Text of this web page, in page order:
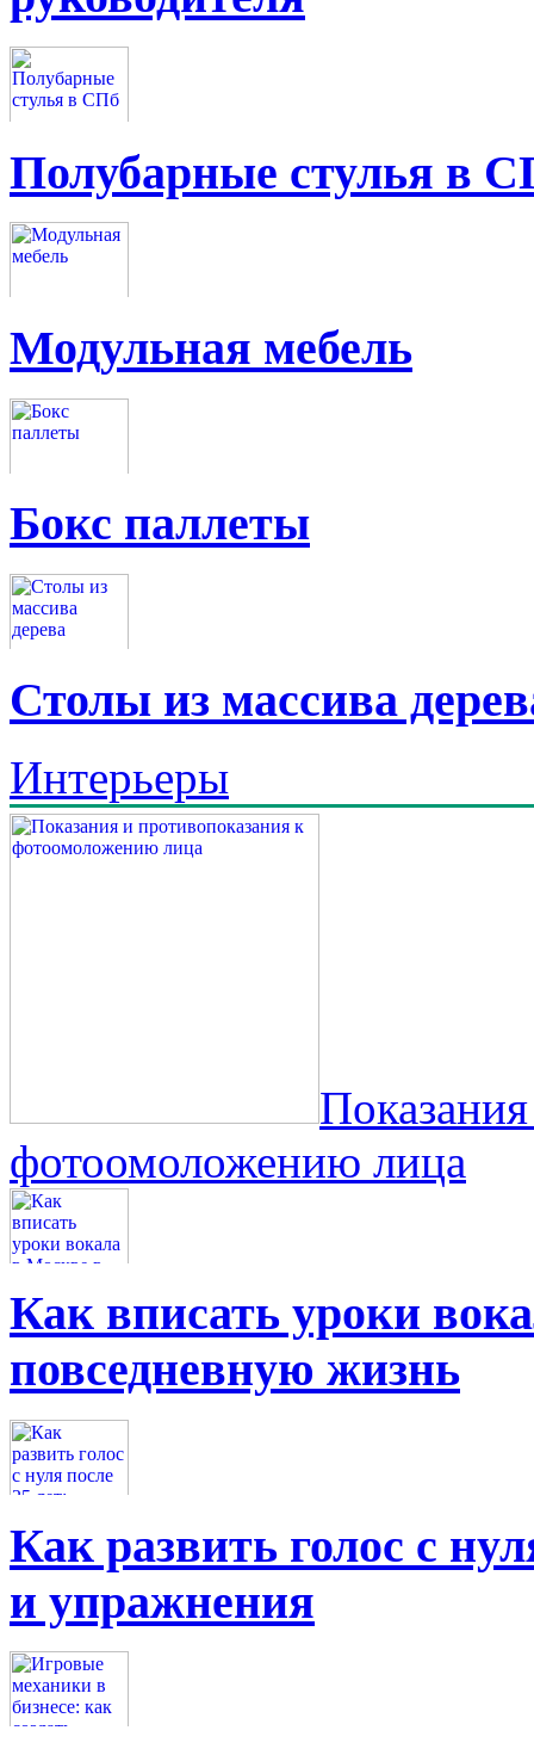
Полубарные стулья в
Модульная мебель
Бокс паллеты
Столы из массива
Интерьеры
фотоомоложению лица
Как вписать уроки
повседневную жизнь
Как развить голос с
и упражнения